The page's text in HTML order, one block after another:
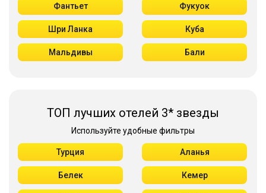
Фантьет Фукуок
Шри Ланка Куба
Мальдивы Бали
ТОП лучших отелей 3* звезды
Используйте удобные фильтры
Турция Аланья
Белек Кемер